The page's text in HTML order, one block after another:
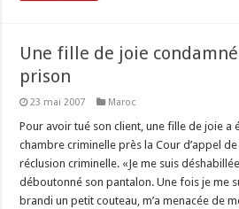
Une fille de joie
prison
23 mai 2007 Maroc
Pour avoir tué son client, une fille de joie a
chambre criminelle près la Cour d’appel
réclusion criminelle. «Je me suis
déboutonné son pantalon. Une fois je me
brandi un petit couteau, m’a menacée de